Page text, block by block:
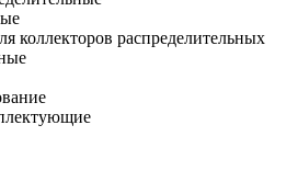
коллекторов распределительных